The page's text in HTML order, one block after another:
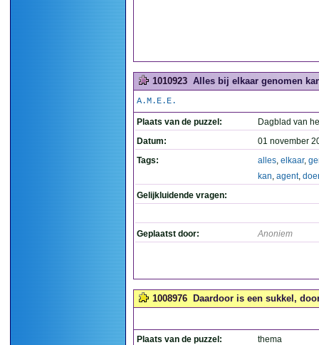
1010923 Alles bij elkaar genomen
A.M.E.E.
Plaats van de puzzel:
Dagblad van
Datum:
01 november
Tags:
alles, elkaar,
kan, agent,
Gelijkluidende vragen:
Geplaatst door: Anoniem
1008976 Daardoor is een sukkel,
Plaats van de puzzel:
thema